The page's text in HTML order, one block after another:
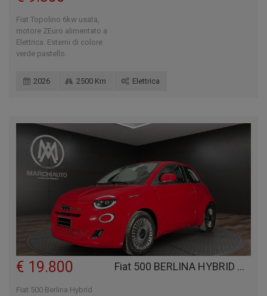
Fiat Topolino 6kw usata,
motore ZEuro alimentato a
Elettrica. Esterni di colore
verde pastello.
2026 2500 Km Elettrica
Fiat 500 BERLINA HYBRID TORINO
€ 19.800
Fiat 500 Berlina Hybrid